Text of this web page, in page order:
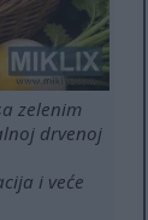
zelenim
drvenoj
i veće